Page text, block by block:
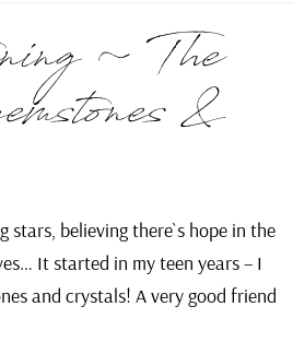
~ The
&
stars, believing there`s hope in the
It started in my teen years – I
and crystals! A very good friend